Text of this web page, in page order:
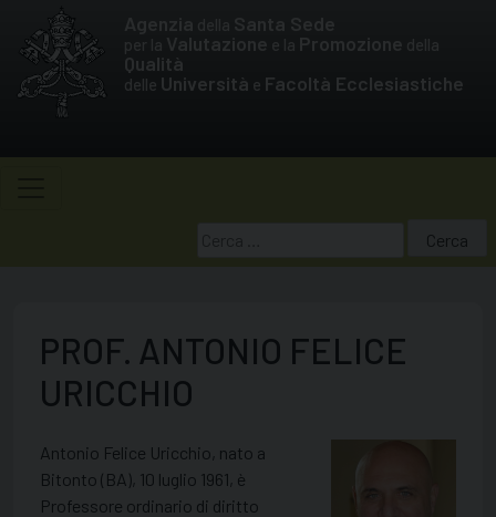
content
per la Valutazione e la Promozione della
Qualità
delle Università e Facoltà Ecclesiastiche
per:
PROF. ANTONIO FELICE
URICCHIO
Antonio Felice Uricchio, nato a
Bitonto (BA), 10 luglio 1961, è
Professore ordinario di diritto